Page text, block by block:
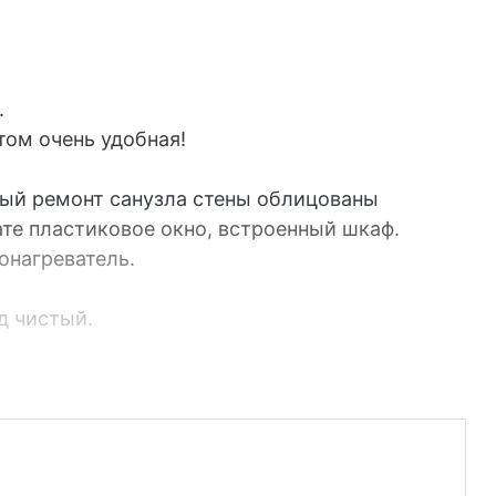
очень удобная!
ремонт санузла стены облицованы
пластиковое окно, встроенный шкаф.
чистый.
коммунальные платежи